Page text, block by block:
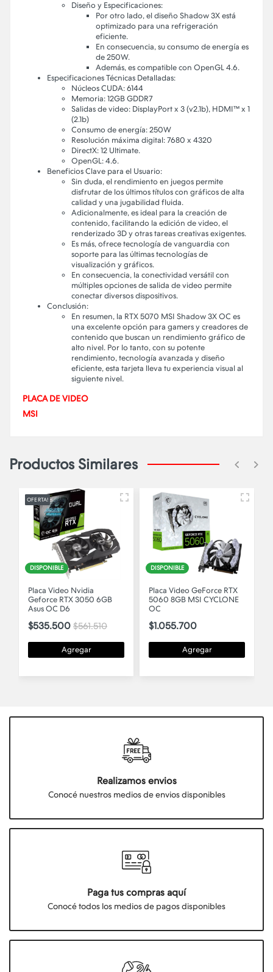
Diseño y Especificaciones:
Por otro lado, el diseño Shadow 3X está
optimizado para una refrigeración
eficiente.
En consecuencia, su consumo de energía es
de 250W.
Además, es compatible con OpenGL 4.6.
Especificaciones Técnicas Detalladas:
Núcleos CUDA: 6144
Memoria: 12GB GDDR7
Salidas de video: DisplayPort x 3 (v2.1b), HDMI™ x 1
(2.1b)
Consumo de energía: 250W
Resolución máxima digital: 7680 x 4320
DirectX: 12 Ultimate.
OpenGL: 4.6.
Beneficios Clave para el Usuario:
Sin duda, el rendimiento en juegos permite
disfrutar de los últimos títulos con gráficos de alta
calidad y una jugabilidad fluida.
Adicionalmente, es ideal para la creación de
contenido, facilitando la edición de video, el
renderizado 3D y otras tareas creativas exigentes.
Es más, ofrece tecnología de vanguardia con
soporte para las últimas tecnologías de
visualización y gráficos.
En consecuencia, la conectividad versátil con
múltiples opciones de salida de video permite
conectar diversos dispositivos.
Conclusión:
En resumen, la RTX 5070 MSI Shadow 3X OC es
una excelente opción para gamers y creadores de
contenido que buscan un rendimiento gráfico de
alto nivel. Por lo tanto, con su potente
rendimiento, tecnología avanzada y diseño
eficiente, esta tarjeta lleva tu experiencia visual al
siguiente nivel.
PLACA DE VIDEO
MSI
Productos Similares
DISPONIBLE
Placa Video GeForce RTX
5060 8GB MSI CYCLONE
OC
$1.055.700
Agregar
STOCK BAJO
Placa Video Nvidia
Geforce RTX 5050
Agregar
Realizamos envios
Conocé nuestros medios de envios disponibles
Paga tus compras aquí
Conocé todos los medios de pagos disponibles